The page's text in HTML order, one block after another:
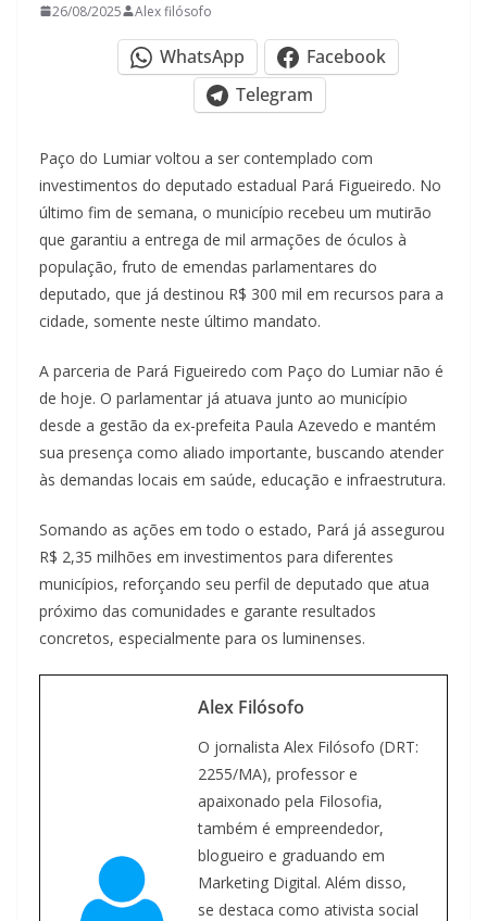
26/08/2025 Alex filósofo
WhatsApp
Facebook
Telegram
Paço do Lumiar voltou a ser contemplado com
investimentos do deputado estadual Pará Figueiredo. No
último fim de semana, o município recebeu um mutirão
que garantiu a entrega de mil armações de óculos à
população, fruto de emendas parlamentares do
deputado, que já destinou R$ 300 mil em recursos para a
cidade, somente neste último mandato.
A parceria de Pará Figueiredo com Paço do Lumiar não é
de hoje. O parlamentar já atuava junto ao município
desde a gestão da ex-prefeita Paula Azevedo e mantém
sua presença como aliado importante, buscando atender
às demandas locais em saúde, educação e infraestrutura.
Somando as ações em todo o estado, Pará já assegurou
R$ 2,35 milhões em investimentos para diferentes
municípios, reforçando seu perfil de deputado que atua
próximo das comunidades e garante resultados
concretos, especialmente para os luminenses.
Alex Filósofo
O jornalista Alex Filósofo (DRT:
2255/MA), professor e
apaixonado pela Filosofia,
também é empreendedor,
blogueiro e graduando em
Marketing Digital. Além disso,
se destaca como ativista social